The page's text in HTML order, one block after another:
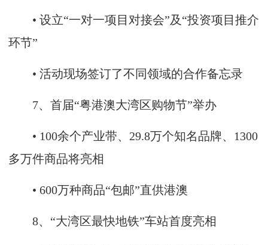
• 设立“一对一项目对接会”及“投资项目推介
环节”
• 活动现场签订了不同领域的合作备忘录
7、首届“粤港澳大湾区购物节”举办
• 100余个产业带、29.8万个知名品牌、1300
多万件商品将亮相
• 600万种商品“包邮”直供港澳
8、“大湾区最快地铁”车站首度亮相